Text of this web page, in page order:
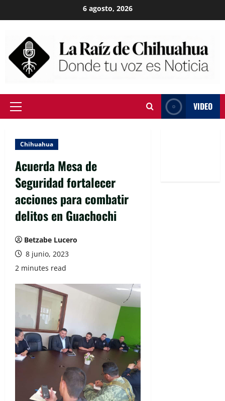
to
6 agosto, 2026
Primary
VIDEO
Chihuahua
Acuerda Mesa de
Seguridad fortalecer
acciones para combatir
delitos en Guachochi
Betzabe Lucero
8 junio, 2023
2 minutes read